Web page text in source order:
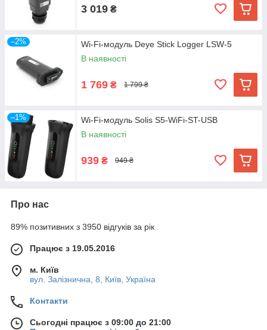
3 019 ₴
–2%
Wi-Fi-модуль Deye Stick Logger LSW-5
В наявності
1 769 ₴ 1 799 ₴
–1%
Wi-Fi-модуль Solis S5-WiFi-ST-USB
В наявності
939 ₴ 949 ₴
Про нас
89% позитивних з 3950 відгуків за рік
Працює з 19.05.2016
м. Київ
вул. Залізнична, 8, Київ, Україна
Контакти
Сьогодні працює з 09:00 до 21:00